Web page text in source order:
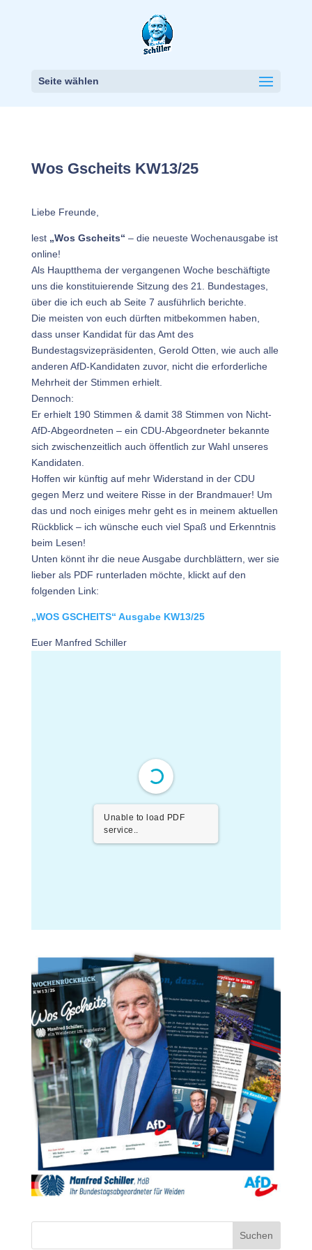
Seite wählen
Wos Gscheits KW13/25
Liebe Freunde,
lest „Wos Gscheits“ – die neueste Wochenausgabe ist
online!
Als Hauptthema der vergangenen Woche beschäftigte
uns die konstituierende Sitzung des 21. Bundestages,
über die ich euch ab Seite 7 ausführlich berichte.
Die meisten von euch dürften mitbekommen haben,
dass unser Kandidat für das Amt des
Bundestagsvizepräsidenten, Gerold Otten, wie auch alle
anderen AfD-Kandidaten zuvor, nicht die erforderliche
Mehrheit der Stimmen erhielt.
Dennoch:
Er erhielt 190 Stimmen & damit 38 Stimmen von Nicht-
AfD-Abgeordneten – ein CDU-Abgeordneter bekannte
sich zwischenzeitlich auch öffentlich zur Wahl unseres
Kandidaten.
Hoffen wir künftig auf mehr Widerstand in der CDU
gegen Merz und weitere Risse in der Brandmauer! Um
das und noch einiges mehr geht es in meinem aktuellen
Rückblick – ich wünsche euch viel Spaß und Erkenntnis
beim Lesen!
Unten könnt ihr die neue Ausgabe durchblättern, wer sie
lieber als PDF runterladen möchte, klickt auf den
folgenden Link:
„WOS GSCHEITS“ Ausgabe KW13/25
Euer Manfred Schiller
Unable to load PDF
service..
Suchen